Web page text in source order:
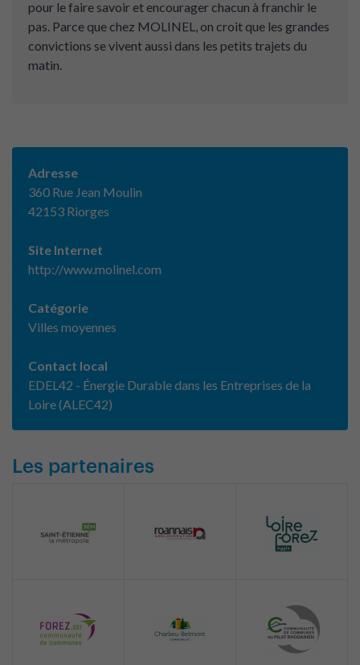
pour le faire savoir et encourager chacun à franchir le
pas. Parce que chez MOLINEL, on croit que les grandes
convictions se vivent aussi dans les petits trajets du
matin.
Adresse
360 Rue Jean Moulin
42153 Riorges
Site Internet
http://www.molinel.com
Catégorie
Villes moyennes
Contact local
EDEL42 - Énergie Durable dans les Entreprises de la
Loire (ALEC42)
Les partenaires